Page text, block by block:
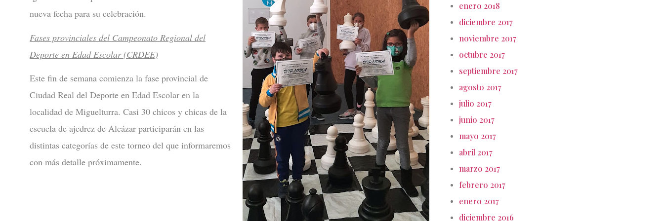
nueva fecha para su celebración.
Fases provinciales del Campeonato Regional del
Deporte en Edad Escolar (CRDEE)
Este fin de semana comienza la fase provincial de
Ciudad Real del Deporte en Edad Escolar en la
localidad de Miguelturra. Casi 30 chicos y chicas de la
escuela de ajedrez de Alcázar participarán en las
distintas categorías de este torneo del que informaremos
con más detalle próximamente.
enero 2018
diciembre 2017
noviembre 2017
octubre 2017
septiembre 2017
agosto 2017
julio 2017
junio 2017
mayo 2017
abril 2017
marzo 2017
febrero 2017
enero 2017
diciembre 2016